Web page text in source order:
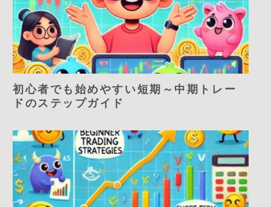
初心者でも始めやすい短期～中期トレー
ドのステップガイド